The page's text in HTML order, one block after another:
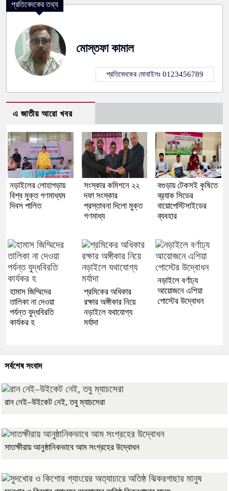
প্রতিবেদকের তথ্য
মোস্তফা কামাল
প্রতিবেদকের মোবাইলঃ 0123456789
এ জাতীয় আরো খবর
নড়াইলের লোহাগড়ায়
বিশ্ব মুক্ত গণমাধ্যম
দিবস পালিত
সংস্কার কমিশনে ২২
দফা সংস্কার
প্রস্তাবনা দিলো মুক্ত
গণমাধ্য
বগুড়ায় টেকসই কৃষিতে
ব্র‍্যাক সিডের
বায়োপেস্টিসাইডের
ব্যবহার
হামাস জিম্মিদের
তালিকা না দেওয়া
পর্যন্ত যুদ্ধবিরতি
কার্যকর হ
শ্রমিকের অধিকার
রক্ষার অঙ্গীকার নিয়ে
নড়াইলে যথাযোগ্য
মর্যাদা
নড়াইলে বর্ণাঢ্য
আয়োজনে এশিয়া
পোস্টের উদ্বোধন
সর্বশেষ সংবাদ
রান নেই–উইকেট নেই, তবু ম্যাচসেরা
সাতক্ষীরায় আনুষ্ঠানিকভাবে আম সংগ্রহের উদ্বোধন